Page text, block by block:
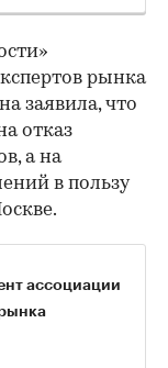
рынка
заявила, что
отказ
а на
в пользу
ассоциации